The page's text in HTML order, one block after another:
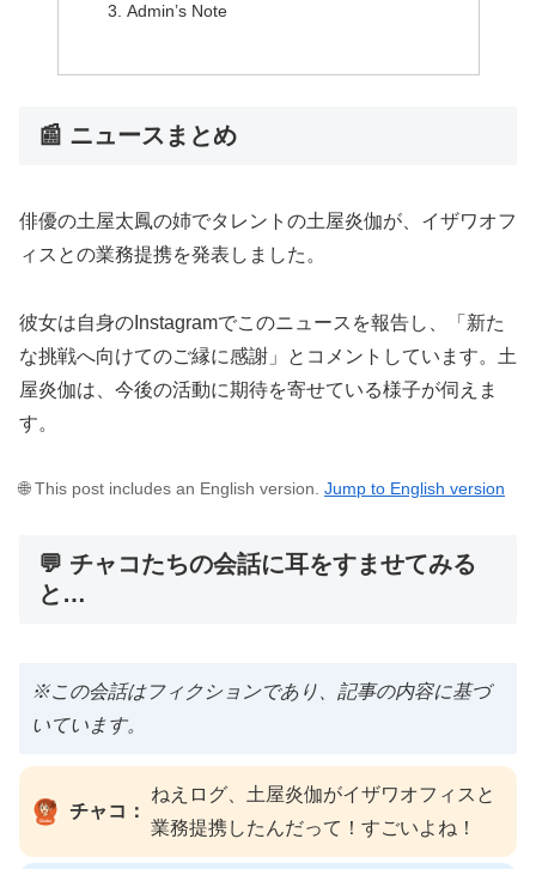
Admin’s Note
📰 ニュースまとめ
俳優の土屋太鳳の姉でタレントの土屋炎伽が、イザワオフ
ィスとの業務提携を発表しました。
彼女は自身のInstagramでこのニュースを報告し、「新た
な挑戦へ向けてのご縁に感謝」とコメントしています。土
屋炎伽は、今後の活動に期待を寄せている様子が伺えま
す。
🌐 This post includes an English version. Jump to English version
💬 チャコたちの会話に耳をすませてみる
と…
※この会話はフィクションであり、記事の内容に基づ
いています。
チャコ：
ねえログ、土屋炎伽がイザワオフィスと
業務提携したんだって！すごいよね！